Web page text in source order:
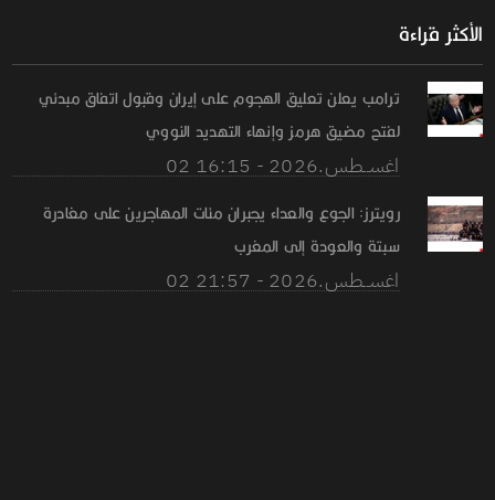
الأكثر قراءة
ترامب يعلن تعليق الهجوم على إيران وقبول اتفاق مبدئي
لفتح مضيق هرمز وإنهاء التهديد النووي
02 اغســطس.2026 - 16:15
رويترز: الجوع والعداء يجبران مئات المهاجرين على مغادرة
سبتة والعودة إلى المغرب
02 اغســطس.2026 - 21:57